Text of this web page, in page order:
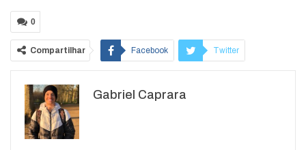
0
Compartilhar Facebook Twitter
WhatsApp
Gabriel Caprara